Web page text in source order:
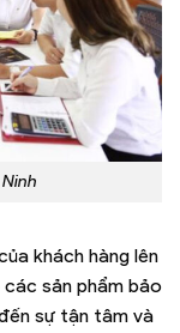
khách hàng lên
sản phẩm bảo
sự tận tâm và